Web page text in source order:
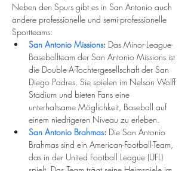
Neben den Spurs gibt es in San Antonio auch
andere professionelle und semi-professionelle
Sportteams:
San Antonio Missions: Das Minor-League-
Baseballteam der San Antonio Missions ist
die Double-A-Tochtergesellschaft der San
Diego Padres. Sie spielen im Nelson Wolff
Stadium und bieten Fans eine
unterhaltsame Möglichkeit, Baseball auf
einem niedrigeren Niveau zu erleben.
San Antonio Brahmas: Die San Antonio
Brahmas sind ein American-Football-Team,
das in der United Football League (UFL)